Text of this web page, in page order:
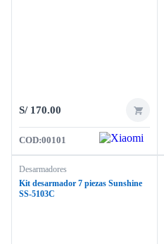
S/170.00
COD:00101
Desarmadores
Kit desarmador 7 piezas Sunshine
SS-5103C